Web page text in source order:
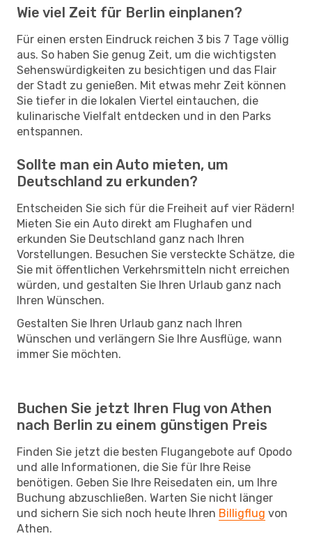
Wie viel Zeit für Berlin einplanen?
Für einen ersten Eindruck reichen 3 bis 7 Tage völlig
aus. So haben Sie genug Zeit, um die wichtigsten
Sehenswürdigkeiten zu besichtigen und das Flair
der Stadt zu genießen. Mit etwas mehr Zeit können
Sie tiefer in die lokalen Viertel eintauchen, die
kulinarische Vielfalt entdecken und in den Parks
entspannen.
Sollte man ein Auto mieten, um
Deutschland zu erkunden?
Entscheiden Sie sich für die Freiheit auf vier Rädern!
Mieten Sie ein Auto direkt am Flughafen und
erkunden Sie Deutschland ganz nach Ihren
Vorstellungen. Besuchen Sie versteckte Schätze, die
Sie mit öffentlichen Verkehrsmitteln nicht erreichen
würden, und gestalten Sie Ihren Urlaub ganz nach
Ihren Wünschen.
Gestalten Sie Ihren Urlaub ganz nach Ihren
Wünschen und verlängern Sie Ihre Ausflüge, wann
immer Sie möchten.
Buchen Sie jetzt Ihren Flug von Athen
nach Berlin zu einem günstigen Preis
Finden Sie jetzt die besten Flugangebote auf Opodo
und alle Informationen, die Sie für Ihre Reise
benötigen. Geben Sie Ihre Reisedaten ein, um Ihre
Buchung abzuschließen. Warten Sie nicht länger
und sichern Sie sich noch heute Ihren Billigflug von
Athen.